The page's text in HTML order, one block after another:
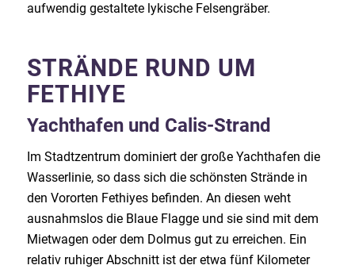
aufwendig gestaltete lykische Felsengräber.
STRÄNDE RUND UM
FETHIYE
Yachthafen und Calis-Strand
Im Stadtzentrum dominiert der große Yachthafen die
Wasserlinie, so dass sich die schönsten Strände in
den Vororten Fethiyes befinden. An diesen weht
ausnahmslos die Blaue Flagge und sie sind mit dem
Mietwagen oder dem Dolmus gut zu erreichen. Ein
relativ ruhiger Abschnitt ist der etwa fünf Kilometer